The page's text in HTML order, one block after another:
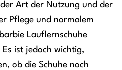
Art der Nutzung und der
Pflege und normalem
Lauflernschuhe
ist jedoch wichtig,
ob die Schuhe noch